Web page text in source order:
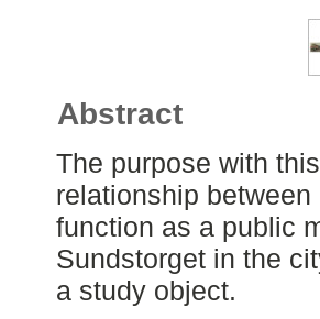
Abstract
The purpose with
relationship
function as a public
Sundstorget in the
a study object.